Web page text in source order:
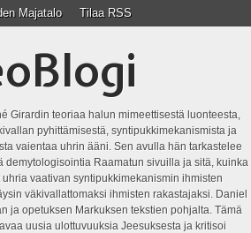
Majatalo Tilaa RSS
Girardin teoriaa halun mimeettisestä luonteesta,
pyhittämisestä, syntipukkimekanismista ja
vaientaa uhrin ääni. Sen avulla hän tarkastelee
demytologisointia Raamatun sivuilla ja sitä, kuinka
vaativan syntipukkimekanismin ihmisten
väkivallattomaksi ihmisten rakastajaksi. Daniel
ja opetuksen Markuksen tekstien pohjalta. Tämä
uusia ulottuvuuksia Jeesuksesta ja kritisoi